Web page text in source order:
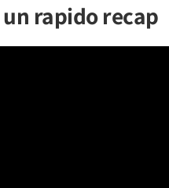
rapido recap